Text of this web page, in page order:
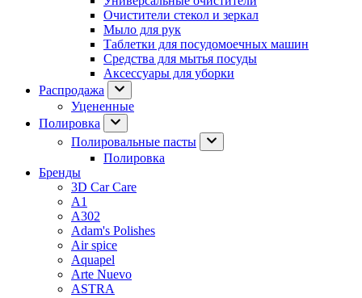
Очистители стекол и зеркал
Мыло для рук
Таблетки для посудомоечных машин
Средства для мытья посуды
Аксессуары для уборки
Распродажа
Уцененные
Полировка
Полировальные пасты
Полировка
Бренды
3D Car Care
A1
A302
Adam's Polishes
Air spice
Aquapel
Arte Nuevo
ASTRA